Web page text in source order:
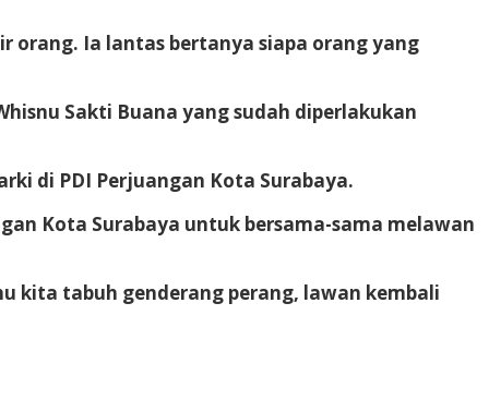
orang. Ia lantas bertanya siapa orang yang
Sakti Buana yang sudah diperlakukan
di PDI Perjuangan Kota Surabaya.
Kota Surabaya untuk bersama-sama melawan
kita tabuh genderang perang, lawan kembali